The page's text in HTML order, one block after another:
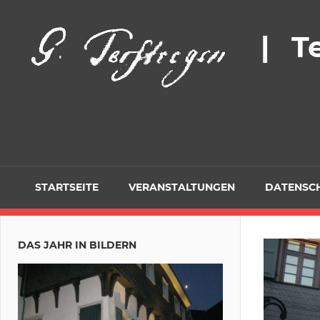
springen
|
STARTSEITE VERANSTALTUNGEN
DAS JAHR IN BILDERN